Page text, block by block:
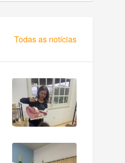
Todas as notícias